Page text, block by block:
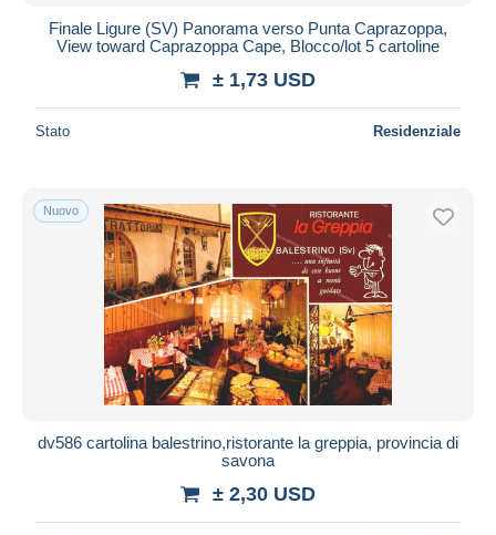
Finale Ligure (SV) Panorama verso Punta Caprazoppa,
View toward Caprazoppa Cape, Blocco/lot 5 cartoline
± 1,73 USD
Stato Residenziale
Nuovo
dv586 cartolina balestrino,ristorante la greppia, provincia di
savona
± 2,30 USD